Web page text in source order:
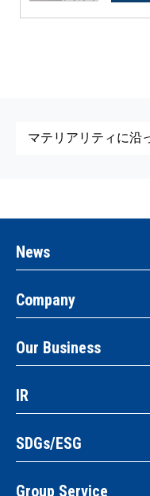
News
Company
Our Business
IR
SDGs/ESG
Group Service